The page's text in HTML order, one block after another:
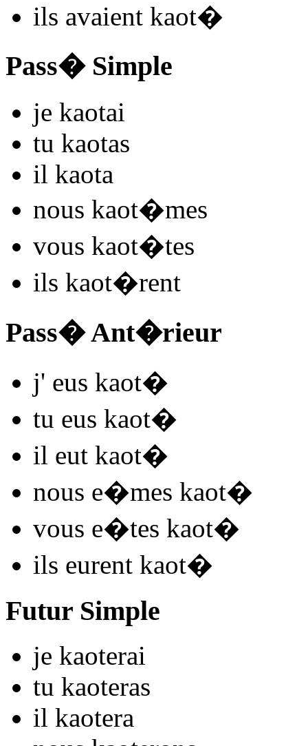
ils avaient kaot�
Pass� Simple
je kaotai
tu kaotas
il kaota
nous kaot�mes
vous kaot�tes
ils kaot�rent
Pass� Ant�rieur
j' eus kaot�
tu eus kaot�
il eut kaot�
nous e�mes kaot�
vous e�tes kaot�
ils eurent kaot�
Futur Simple
je kaoterai
tu kaoteras
il kaotera